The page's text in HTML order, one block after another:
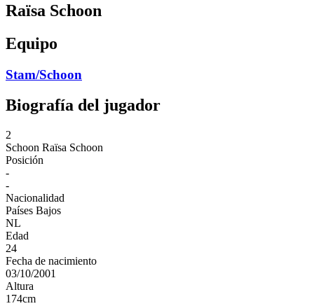
Raïsa Schoon
Equipo
Stam/Schoon
Biografía del jugador
2
Schoon Raïsa Schoon
Posición
-
-
Nacionalidad
Países Bajos
NL
Edad
24
Fecha de nacimiento
03/10/2001
Altura
174cm